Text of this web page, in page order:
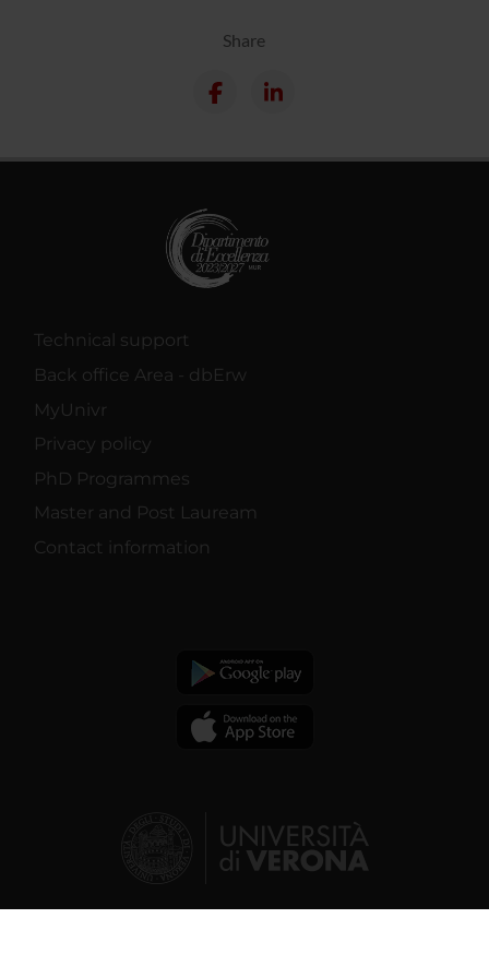
Share
Technical support
Back office Area - dbErw
MyUnivr
Privacy policy
PhD Programmes
Master and Post Lauream
Contact information